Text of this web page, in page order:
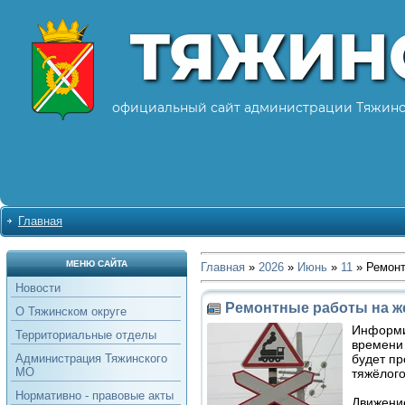
официальный сайт администрации
Главная
МЕНЮ САЙТА
Новости
О Тяжинском округе
Территориальные отделы
Администрация Тяжинского
МО
Нормативно - правовые акты
Главная» 2026 » Июнь » 11»
Ремонтные работы на
будет